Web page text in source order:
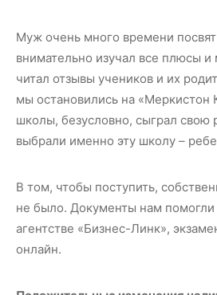
Муж очень много времени
внимательно изучал все плюсы
читал отзывы учеников и их
мы остановились на «Меркистон
школы, безусловно, сыграл свою
выбрали именно эту школу –
В том, чтобы поступить,
не было. Документы нам помогли
агентстве «Бизнес-Линк»,
онлайн.